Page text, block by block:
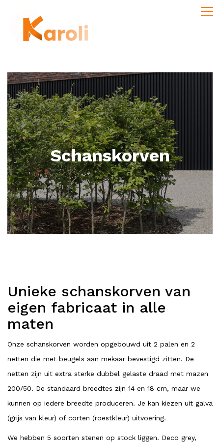
Schanskorven
Unieke schanskorven van
eigen fabricaat in alle
maten
Onze schanskorven worden opgebouwd uit 2 palen en 2
netten die met beugels aan mekaar bevestigd zitten. De
netten zijn uit extra sterke dubbel gelaste draad met mazen
200/50. De standaard breedtes zijn 14 en 18 cm, maar we
kunnen op iedere breedte produceren. Je kan kiezen uit galva
(grijs van kleur) of corten (roestkleur) uitvoering.
We hebben 5 soorten stenen op stock liggen. Deco grey,